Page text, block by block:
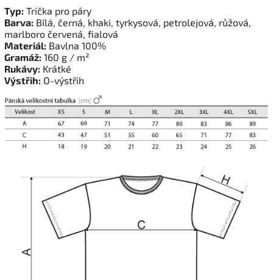
Typ: Trička pro páry
Barva: Bílá, černá, khaki, tyrkysová, petrolejová, růžová,
marlboro červená, fialová
Materiál: Bavlna 100%
Gramáž: 160 g / m²
Rukávy: Krátké
Výstřih: O-výstřih